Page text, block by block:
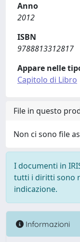
Anno
2012
ISBN
9788813312817
Appare nelle
Capitolo di Libro
File in questo
Non ci sono file
I documenti in
tutti i diritti sono
indicazione.
Informazioni